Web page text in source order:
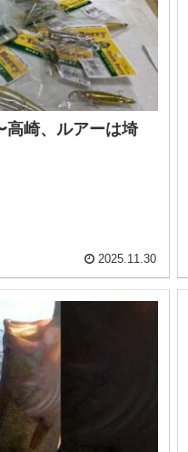
崎、ルアーは埼
2025.11.30